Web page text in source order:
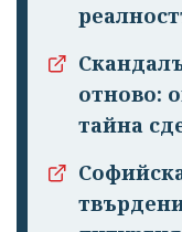
отново:
тайна